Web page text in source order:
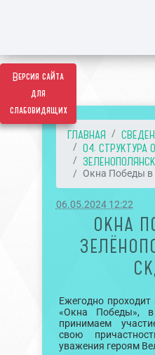
Версия сайта
для
слабовидящих
ГЛАВНАЯ
04. СТРУКТУРА
Окна Победы в
06.05.2024 12:22
ОКНА
Ежегодно проходит
«Окна Победы»,
принимаем
свою
уважения героям